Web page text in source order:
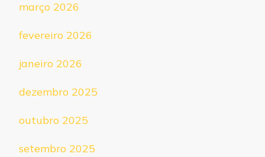
março 2026
fevereiro 2026
janeiro 2026
dezembro 2025
outubro 2025
setembro 2025